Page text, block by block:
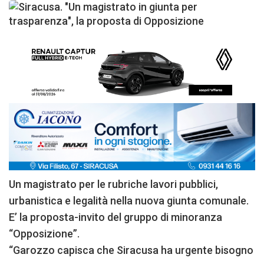
Un magistrato per le rubriche lavori pubblici,
urbanistica e legalità nella nuova giunta comunale.
E’ la proposta-invito del gruppo di minoranza
“Opposizione”.
“Garozzo capisca che Siracusa ha urgente bisogno